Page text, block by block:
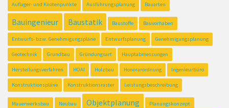
Auflager- und Knotenpunkte Ausführungsplanung Bauarten
Bauingenieur Baustatik Baustoffe Bauvorhaben
Entwurfs- bzw. Genehmigungspläne Entwurfsplanung Genehmigungsplanung
Geotechnik Grundbau Gründungsart Hauptabmessungen
Herstellungsverfahren HOAI Holzbau Honorarordnung Ingenieurbüro
Konstruktionspläne Konstruktionsraster Leistungsbeschreibung
Mauerwerksbau Neubau Objektplanung Planungskonzept